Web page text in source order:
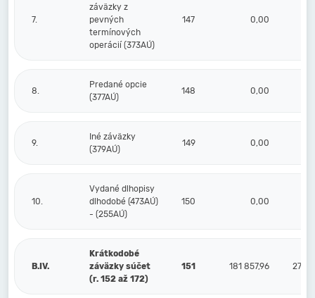
7.
záväzky z
pevných
termínových
operácií (373AÚ)
147 0,00
8.
Predané opcie
(377AÚ)
148 0,00
9.
Iné záväzky
(379AÚ)
149 0,00
10.
Vydané dlhopisy
dlhodobé (473AÚ)
- (255AÚ)
150 0,00
B.IV.
Krátkodobé
záväzky súčet
(r. 152 až 172)
151 181 857,96 273